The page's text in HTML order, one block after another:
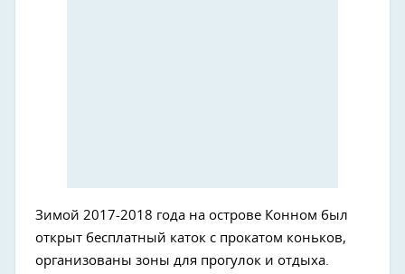
Зимой 2017-2018 года на острове Конном был
открыт бесплатный каток с прокатом коньков,
организованы зоны для прогулок и отдыха.